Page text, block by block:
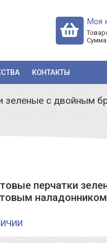
Моя
КОНТАКТЫ
зеленые с двойным
перчатки
наладонником